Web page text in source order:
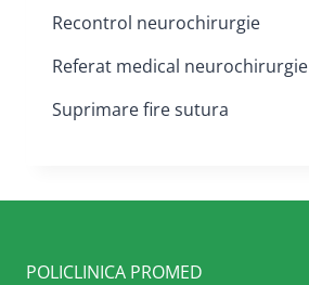
Recontrol neurochirurgie
Referat medical neurochirurgie
Suprimare fire sutura
POLICLINICA PROMED